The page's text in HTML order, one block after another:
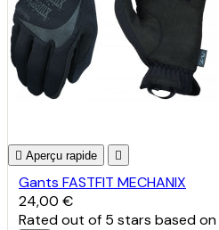
 Aperçu rapide 
Gants FASTFIT MECHANIX
24,00 €
Ratedout of 5 stars based on